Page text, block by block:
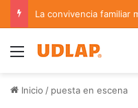
Menu
Inicio / puesta en escena